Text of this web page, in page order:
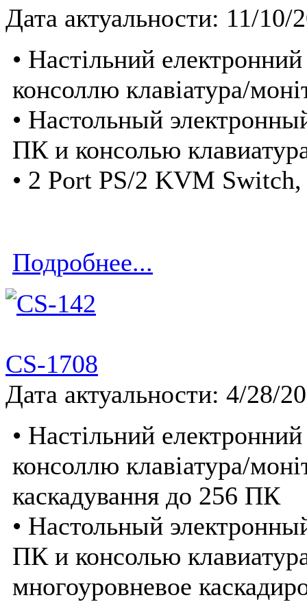
Дата актуальности: 11/10/
• Настільний
консоллю клавіатура/
• Настольный
ПК и консолью
• 2 Port PS/2 KVM
Подробнее...
CS-1708
Дата актуальности: 4/28/
• Настільний
консоллю клавіатура/
каскадування до 256 ПК
• Настольный
ПК и консолью
многоуровневое